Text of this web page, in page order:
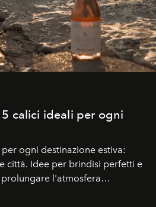
calici ideali per ogni
ogni destinazione estiva:
città. Idee per brindisi perfetti e
l'atmosfera